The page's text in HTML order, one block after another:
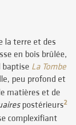
la terre et des
en bois brûlée,
baptise La Tombe
peu profond et
matières et de
postérieurs2
complexifiant